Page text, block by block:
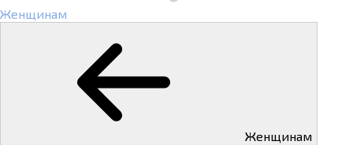
Женщинам
Женщинам